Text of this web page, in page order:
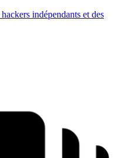
indépendants et des